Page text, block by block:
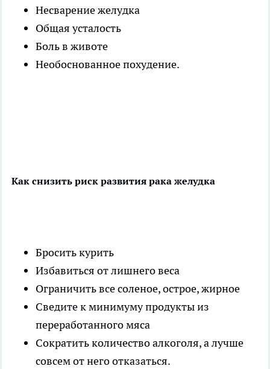
Несварение желудка
Общая усталость
Боль в животе
Необоснованное похудение.
Как снизить риск развития рака желудка
Бросить курить
Избавиться от лишнего веса
Ограничить все соленое, острое, жирное
Сведите к минимуму продукты из
переработанного мяса
Сократить количество алкоголя, а лучше
совсем от него отказаться.